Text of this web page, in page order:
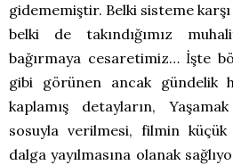
gidememiştir. Belki sisteme
belki de takındığımız
bağırmaya cesaretimiz… İşte
gibi görünen ancak gündelik
kaplamış detayların,
sosuyla verilmesi, filmin
dalga yayılmasına olanak